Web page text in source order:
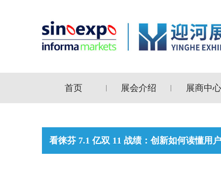
首页 展会介绍 展商中心
看徕芬 7.1 亿双 11 战绩：创新如何读懂用